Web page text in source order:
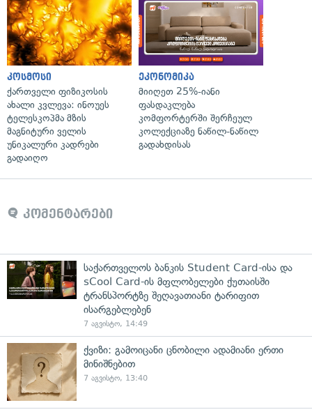
კოსმოსი
ქართველი ფიზიკოსის
ახალი კვლევა: ინოუეს
ტელესკოპმა მზის
მაგნიტური ველის
უნიკალური კადრები
გადაიღო
ეკონომიკა
მიიღეთ 25%-იანი
ფასდაკლება
კომფორტერში შერჩეულ
კოლექციაზე ნაწილ-ნაწილ
გადახდისას
კომენტარები
საქართველოს ბანკის Student Card-ისა და
sCool Card-ის მფლობელები ქუთაისში
ტრანსპორტზე შეღავათიანი ტარიფით
ისარგებლებენ
7 აგვისტო, 14:49
ქვიზი: გამოიცანი ცნობილი ადამიანი ერთი
მინიშნებით
7 აგვისტო, 13:40